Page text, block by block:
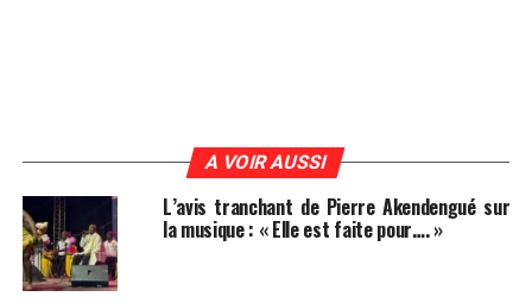
A VOIR AUSSI
L’avis tranchant de Pierre Akendengué sur
la musique : « Elle est faite pour…. »